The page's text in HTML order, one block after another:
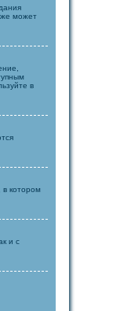
может
в
котором
и с